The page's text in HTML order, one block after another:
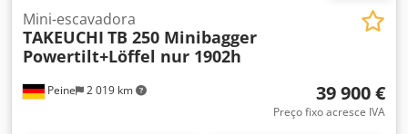
Peine 2 019 km
Mini-escavadora
TAKEUCHI TB 250 Minibagger
Powertilt+Löffel nur 1902h
39 900 €
Preço fixo acresce IVA